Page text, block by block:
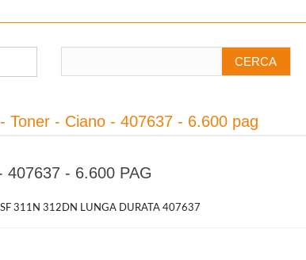
Toner - Ciano - 407637 - 6.600 pag
407637 - 6.600 PAG
311N 312DN LUNGA DURATA 407637